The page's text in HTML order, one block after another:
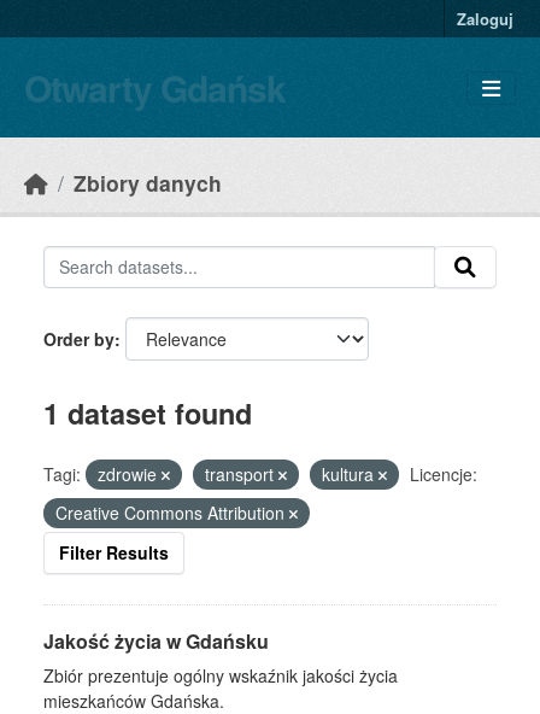
Zaloguj
Otwarty Gdańsk
Zbiory danych
Order by
1 dataset found
Tagi: zdrowie transport kultura
Licencje:
Creative Commons Attribution
Filter Results
Jakość życia w Gdańsku
Zbiór prezentuje ogólny wskaźnik jakości życia
mieszkańców Gdańska.